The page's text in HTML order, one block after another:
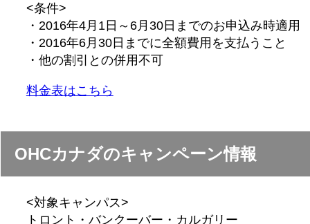
<条件>
・2016年4月1日～6月30日までのお申込み時適用
・2016年6月30日までに全額費用を支払うこと
・他の割引との併用不可
料金表はこちら
OHCカナダのキャンペーン情報
<対象キャンパス>
トロント・バンクーバー・カルガリー